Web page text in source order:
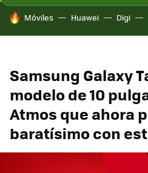
HOY SE HABLA DE
Móviles Huawei Digi
Samsung Galaxy
modelo de 10
Atmos que ahora
baratísimo con